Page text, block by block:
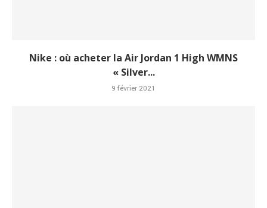
Nike : où acheter la Air Jordan 1 High WMNS
« Silver...
9 février 2021